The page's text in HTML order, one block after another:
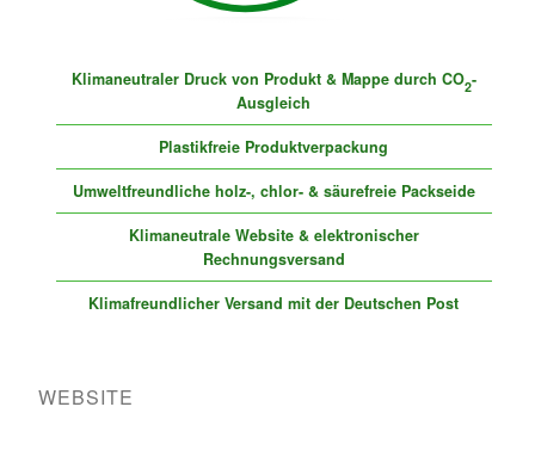
Klimaneutraler Druck von Produkt & Mappe durch CO2-
Ausgleich
Plastikfreie Produktverpackung
Umweltfreundliche holz-, chlor- & säurefreie Packseide
Klimaneutrale Website & elektronischer
Rechnungsversand
Klimafreundlicher Versand mit der Deutschen Post
WEBSITE